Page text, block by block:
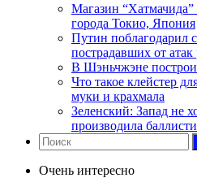
Магазин
города Токио, Япония
Путин поблагодарил
пострадавших от атак
В Шэньчжэне
Что такое клейстер
муки и крахмала
Зеленский: Запад не
производила
Очень интересно